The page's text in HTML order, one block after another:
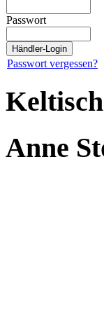
Passwort
Passwort vergessen?
Anne